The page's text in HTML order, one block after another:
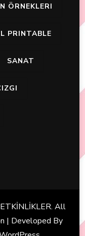
ÖRNEKLERI
PRINTABLE
SANAT
. All
| Developed By